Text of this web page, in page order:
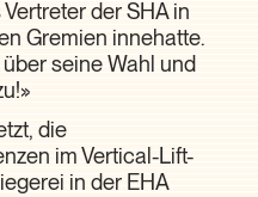
der SHA in
Gremien innehatte.
seine Wahl und
die
im Vertical-Lift-
in der EHA